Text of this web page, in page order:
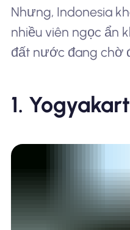
Nhưng, Indonesia
nhiều viên ngọc ẩn
đất nước đang chờ
1.